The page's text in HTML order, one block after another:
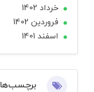
خرداد 1402
فروردین 1402
اسفند 1401
برچسب‌ها